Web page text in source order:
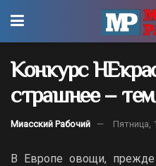
Конкурс
страшнее –
Миасский Рабочий Пятница,
В Европе овощи,